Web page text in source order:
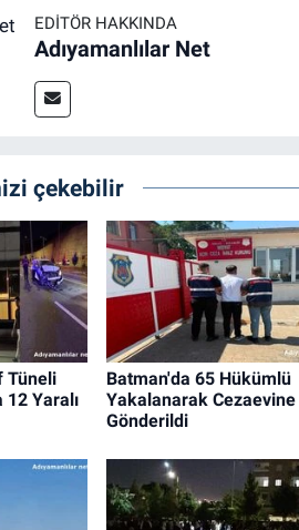
EDITÖR HAKKINDA
Adıyamanlılar Net
çekebilir
Tüneli
Yaralı
Batman'da 65 Hükümlü
Yakalanarak Cezaevine
Gönderildi